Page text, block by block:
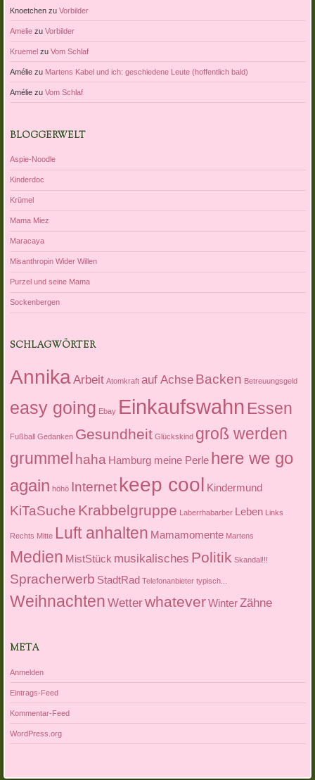
Knoetchenzu Vorbilder
Ameliezu Vorbilder
Kruemelzu Vom Schlaf
Améliezu Martens Kabel und ich: geschiedene Leute (hoffentlich bald)
Améliezu Vom Schlaf
BLOGGERWELT
Aspie-Noodle
Kinderdoc
Krümel
Mama Miez
Maracaya
Misanthropin Wider Willen
Purzel und seine Mama
Sockenbergen
SCHLAGWÖRTER
AnnikaArbeit Atomkraft auf Achse Backen Betreuungsgeld
easy going Ebay Einkaufswahn Essen
Fußball Gedanken Gesundheit Glückskind groß werden
grummel haha Hamburg meine Perle here we go
again höhö Internet keep cool Kindermund
KiTaSuche Krabbelgruppe Laberrhabarber Leben Links
Rechts Mitte Luft anhalten Mamamomente Martens
Medien MistStück musikalisches Politik Skandal!!!
Spracherwerb StadtRad Telefonanbieter typisch...
Weihnachten Wetterwhatever Winter Zähne
META
Anmelden
Eintrags-Feed
Kommentar-Feed
WordPress.org